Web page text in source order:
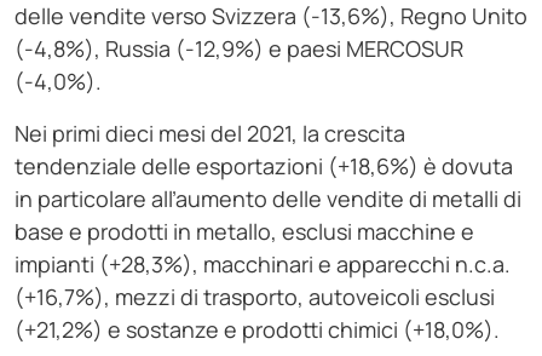
delle vendite verso Svizzera (-13,6%), Regno Unito
(-4,8%), Russia (-12,9%) e paesi MERCOSUR
(-4,0%).
Nei primi dieci mesi del 2021, la crescita
tendenziale delle esportazioni (+18,6%) è dovuta
in particolare all’aumento delle vendite di metalli di
base e prodotti in metallo, esclusi macchine e
impianti (+28,3%), macchinari e apparecchi n.c.a.
(+16,7%), mezzi di trasporto, autoveicoli esclusi
(+21,2%) e sostanze e prodotti chimici (+18,0%).